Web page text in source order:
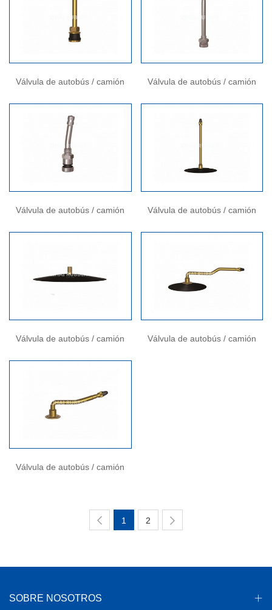
Válvula de autobús / camión Válvula de autobús / camión
Válvula de autobús / camión Válvula de autobús / camión
Válvula de autobús / camión Válvula de autobús / camión
Válvula de autobús / camión
1 2
SOBRE NOSOTROS